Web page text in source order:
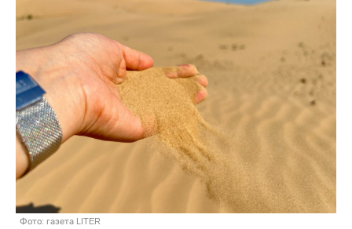
Фото: газета LITER